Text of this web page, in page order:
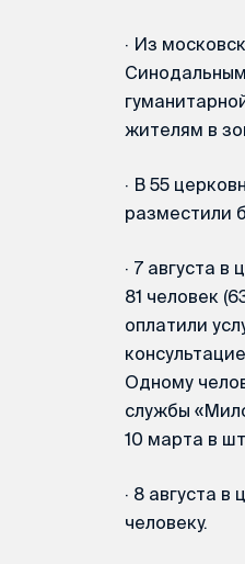
· Из
жителям в
· В 55
разместили
· 7 августа
81 человек
оплатили
Одному
службы
10 марта в
· 8 августа
человеку.